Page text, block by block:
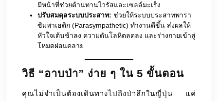
มีหน้าที่ช่วยต้านทานไวรัสและเซลล์มะเร็ง
ปรับสมดุลระบบประสาท: ช่วยให้ระบบประสาทพารา
ซิมพาเธติก (Parasympathetic) ทำงานดีขึ้น ส่งผลให้
หัวใจเต้นช้าลง ความดันโลหิตลดลง และร่างกายเข้าสู่
โหมดผ่อนคลาย
วิธี “อาบป่า” ง่าย ๆ ใน 5 ขั้นตอน
คุณไม่จำเป็นต้องเดินทางไปถึงป่าลึกในญี่ปุ่น แค่